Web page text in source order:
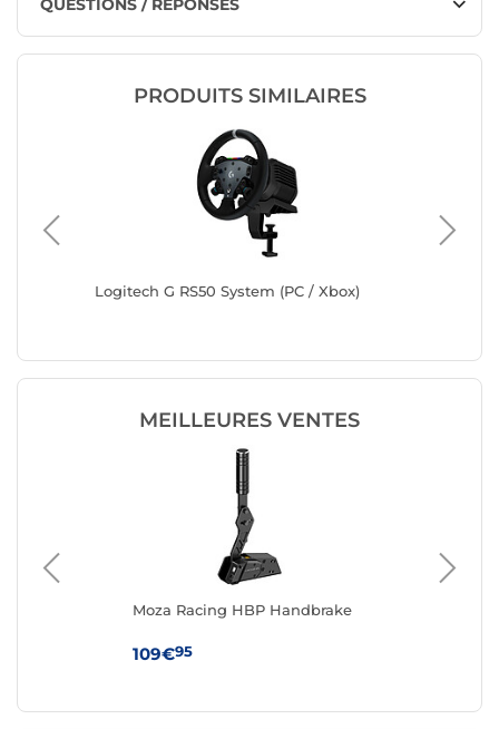
QUESTIONS / RÉPONSES
PRODUITS SIMILAIRES
Logitech G RS50 System (PC / Xbox)
MEILLEURES VENTES
Moza Racing HBP Handbrake
109€95